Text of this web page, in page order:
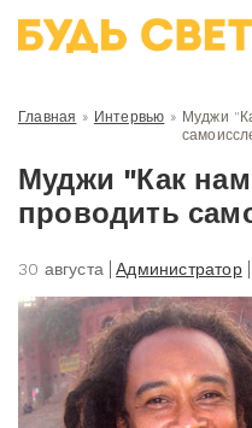
Главная » Интервью » Муджи
Муджи "Как нам
проводить
30 августа Администратор